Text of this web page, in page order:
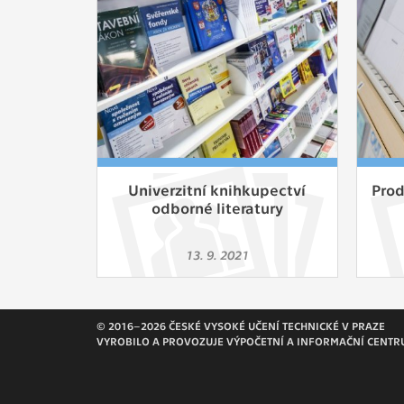
Slouží pro
pomáhají
stran, které
Využívané
Vašich
analýzou
zůstala
Univerzitní knihkupectví
odborné literatury
13. 9. 2021
© 2016–2026 ČESKÉ VYSOKÉ UČENÍ TECHNICKÉ V PRAZE
VYROBILO A PROVOZUJE VÝPOČETNÍ A INFORMAČNÍ